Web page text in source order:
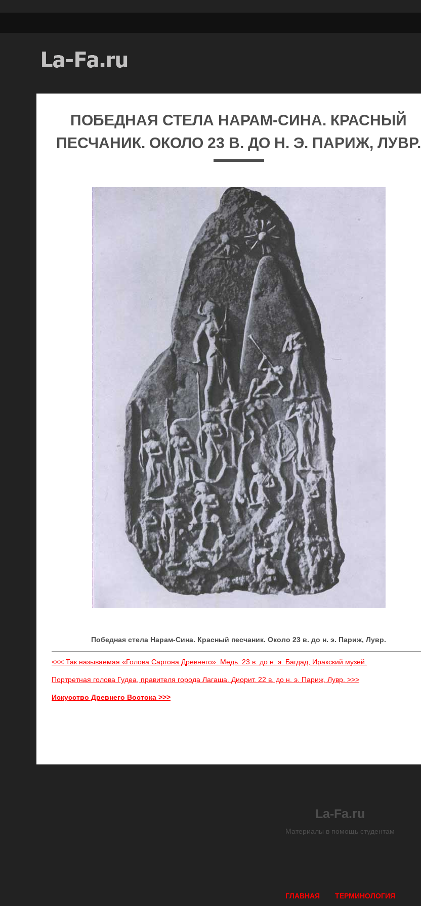
ПОБЕДНАЯ СТЕЛА НАРАМ-СИНА. КРАСНЫЙ
ПЕСЧАНИК. ОКОЛО 23 В. ДО Н. Э. ПАРИЖ, ЛУВР.
Победная стела Нарам-Сина. Красный песчаник. Около 23 в. до н. э. Париж, Лувр.
<<< Так называемая «Голова Саргона Древнего». Медь. 23 в. до н. э. Багдад, Иракский музей.
Портретная голова Гудеа, правителя города Лагаша. Диорит. 22 в. до н. э. Париж, Лувр. >>>
Искусство Древнего Востока >>>
La-Fa.ru
Материалы в помощь студентам
ГЛАВНАЯ ТЕРМИНОЛОГИЯ